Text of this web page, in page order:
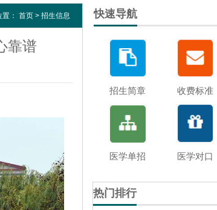
： 首页 > 招生信息
靠谱
快速导航
招生简章 收费标准
医学单招 医学对口
热门排行